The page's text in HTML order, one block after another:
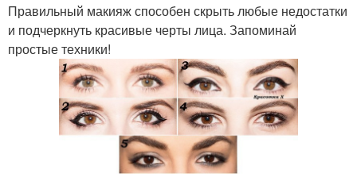
Правильный макияж способен скрыть любые недостатки
и подчеркнуть красивые черты лица. Запоминай
простые техники!